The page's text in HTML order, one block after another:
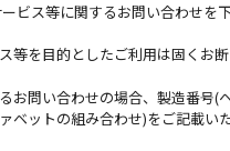
ビス等に関するお問い合わせを
等を目的としたご利用は固くお断
お問い合わせの場合、製造番号(
ベットの組み合わせ)をご記載い